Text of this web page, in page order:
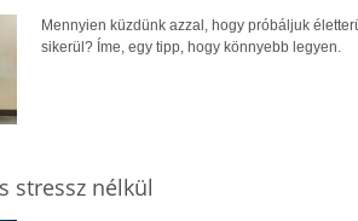
Mennyien küzdünk azzal, hogy próbáljuk
sikerül? Íme, egy tipp, hogy könnyebb legyen.
stressz nélkül